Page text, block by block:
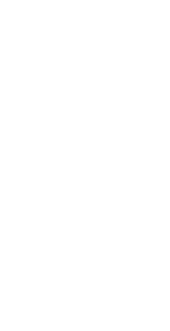
Burlington